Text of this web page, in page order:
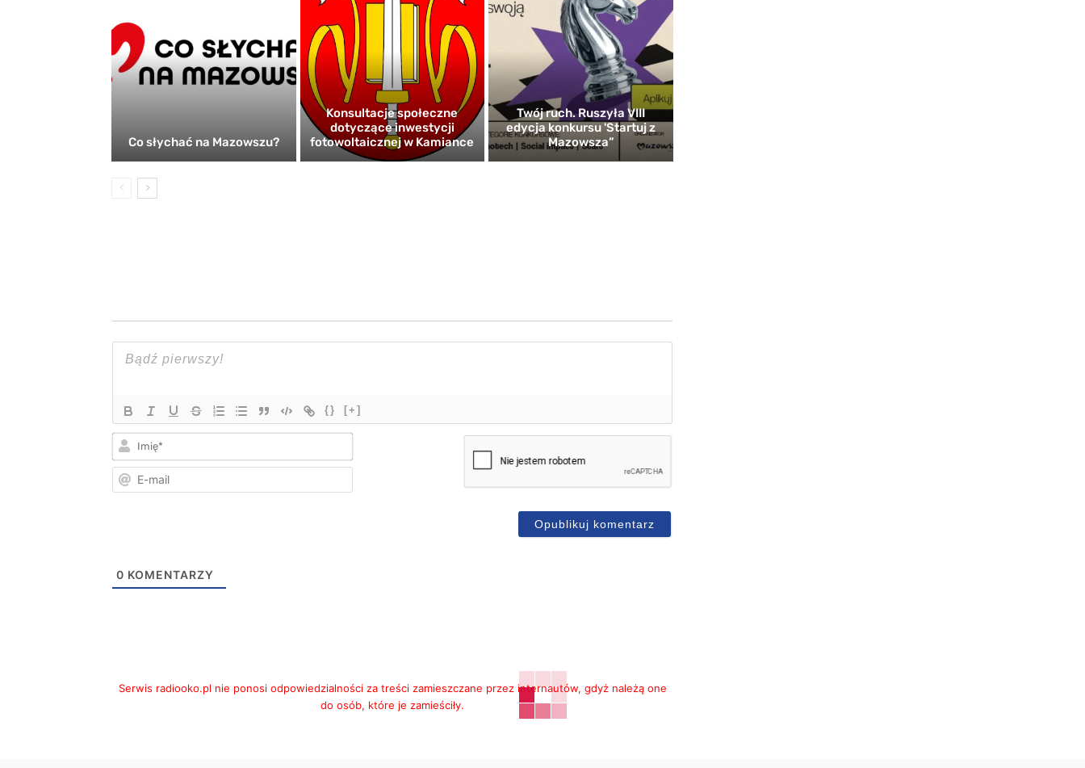
Co słychać na Mazowszu?
Konsultacje społeczne
dotyczące inwestycji
fotowoltaicznej w Kamiance
Twój ruch. Ruszyła VIII
edycja konkursu 'Startuj z
Mazowsza”
{} [+]
Imię*
mail
0 KOMENTARZY
Serwis radiooko.pl nie ponosi odpowiedzialności za treści zamieszczane przez internautów, gdyż należą one
do osób, które je zamieściły.